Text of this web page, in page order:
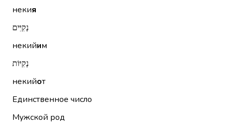
некия
נְקִיִּים
некийим
נְקִיּוֹת
некийот
Единственное число
Мужской род